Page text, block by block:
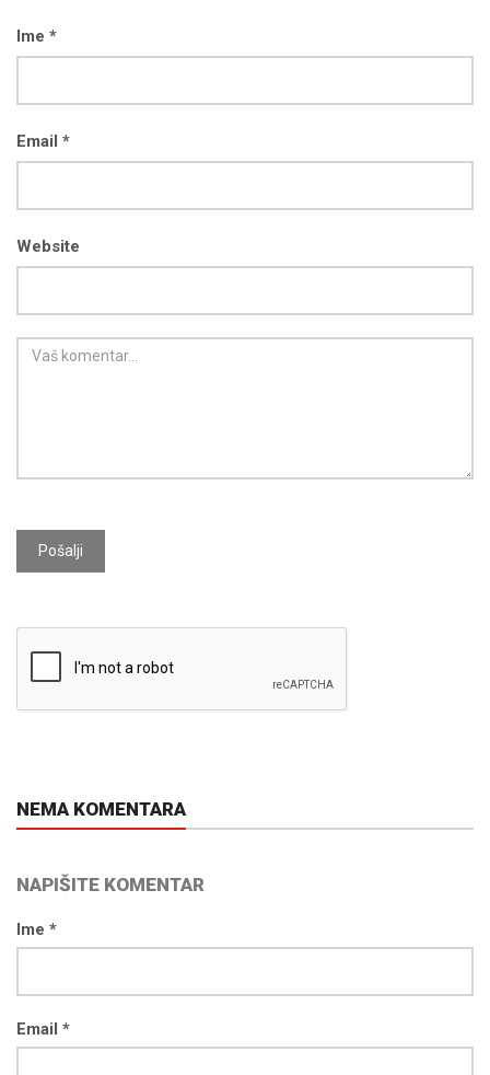
Ime *
Email *
Website
Pošalji
NEMA KOMENTARA
NAPIŠITE KOMENTAR
Ime *
Email *